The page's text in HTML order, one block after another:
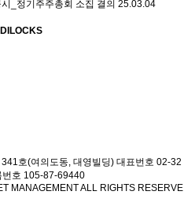
_정기주주총회 소집 결의 25.03.04
호(여의도동, 대영빌딩) 대표번호 02-32
번호 105-87-69440
MANAGEMENT ALL RIGHTS RESERVE